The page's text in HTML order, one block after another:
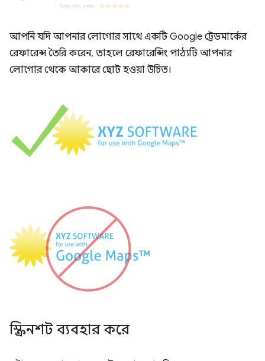
আপনি যদি আপনার লোগোর সাথে একটি Google ট্রেডমার্কের
রেফারেন্স তৈরি করেন, তাহলে রেফারেন্সিং পাঠ্যটি আপনার
লোগোর থেকে আকারে ছোট হওয়া উচিত।
স্ক্রিনশট ব্যবহার করে